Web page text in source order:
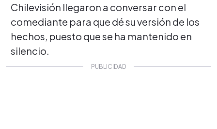
Chilevisión llegaron a conversar con el
comediante para que dé su versión de los
hechos, puesto que se ha mantenido en
silencio.